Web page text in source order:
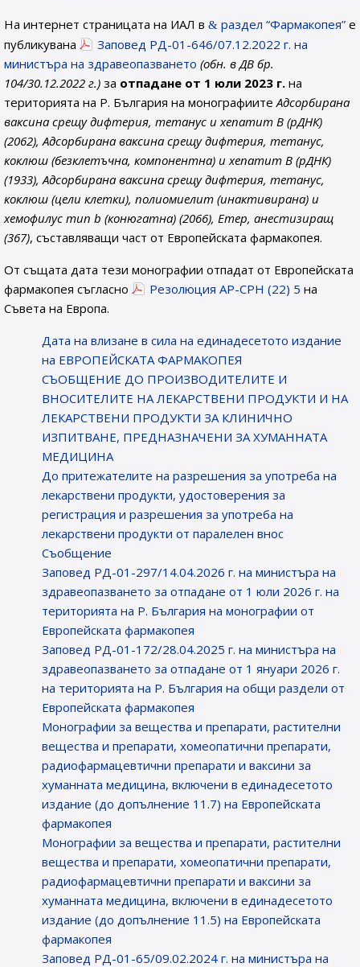
На интернет страницата на ИАЛ в раздел “Фармакопея” е
публикувана
Заповед РД-01-646/07.12.2022 г. на
министъра на здравеопазването (обн. в ДВ бр.
104/30.12.2022 г.) за отпадане от 1 юли 2023 г. на
територията на Р. България на монографиитеАдсорбирана
ваксина срещу дифтерия, тетанус и хепатит B (рДНК)
(2062), Адсорбирана ваксина срещу дифтерия, тетанус,
коклюш (безклетъчна, компонентна) и хепатит B (рДНК)
(1933), Адсорбирана ваксина срещу дифтерия, тетанус,
коклюш (цели клетки), полиомиелит (инактивирана) и
хемофилус тип b (конюгатна) (2066), Етер, анестизиращ
(367), съставляващи част от Европейската фармакопея.
От същата дата тези монографии отпадат от Европейската
фармакопея съгласно
Резолюция AP-CPH (22) 5 на
Съвета на Европа.
Датa на влизане в сила на единадесетото издание
на ЕВРОПЕЙСКАТА ФАРМАКОПЕЯ
СЪОБЩЕНИЕ ДО ПРОИЗВОДИТЕЛИТЕ И
ВНОСИТЕЛИТЕ НА ЛЕКАРСТВЕНИ ПРОДУКТИ И НА
ЛЕКАРСТВЕНИ ПРОДУКТИ ЗА КЛИНИЧНО
ИЗПИТВАНЕ, ПРЕДНАЗНАЧЕНИ ЗА ХУМАННАТА
МЕДИЦИНА
До притежателите на разрешения за употреба на
лекарствени продукти, удостоверения за
регистрация и разрешения за употреба на
лекарствени продукти от паралелен внос
Съобщение
Заповед РД-01-297/14.04.2026 г. на министъра на
здравеопазването за отпадане от 1 юли 2026 г. на
територията на Р. България на монографии от
Европейската фармакопея
Заповед РД-01-172/28.04.2025 г. на министъра на
здравеопазването за отпадане от 1 януари 2026 г.
на територията на Р. България на общи раздели от
Европейската фармакопея
Монографии за вещества и препарати, растителни
вещества и препарати, хомеопатични препарати,
радиофармацевтични препарати и ваксини за
хуманната медицина, включени в единадесетото
издание (до допълнение 11.7) на Европейската
фармакопея
Монографии за вещества и препарати, растителни
вещества и препарати, хомеопатични препарати,
радиофармацевтични препарати и ваксини за
хуманната медицина, включени в единадесетото
издание (до допълнение 11.5) на Европейската
фармакопея
Заповед РД-01-65/09.02.2024 г. на министъра на